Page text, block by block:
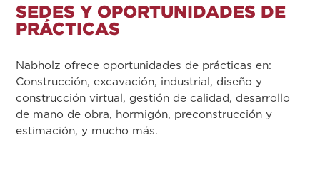
SEDES Y OPORTUNIDADES DE
PRÁCTICAS
Nabholz ofrece oportunidades de prácticas en:
Construcción, excavación, industrial, diseño y
construcción virtual, gestión de calidad, desarrollo
de mano de obra, hormigón, preconstrucción y
estimación, y mucho más.